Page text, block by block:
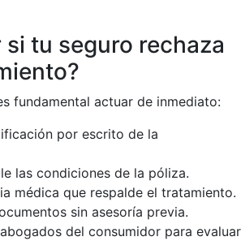
si tu seguro rechaza
fundamental actuar de inmediato:
por escrito de la
las condiciones de la póliza.
médica que respalde el tratamiento.
sin asesoría previa.
del consumidor para evaluar